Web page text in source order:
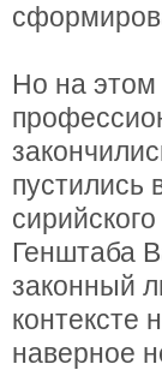
Но на
пустились
Генштаба
законный
контексте
наверное